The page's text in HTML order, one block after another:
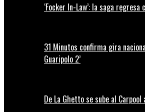
‘Focker In-Law’: la saga regresa
31 Minutos confirma gira
Guaripolo 2’
De La Ghetto se sube al